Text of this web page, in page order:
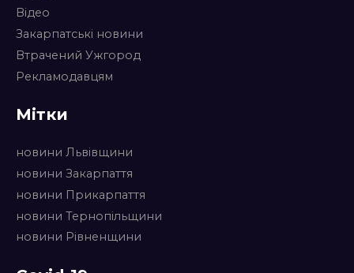
Відео
Закарпатські новини
Втрачений Ужгород
Рекламодавцям
Мітки
новини Львівщини
новини Закарпаття
новини Прикарпаття
новини Тернопільщини
новини Рівненщини